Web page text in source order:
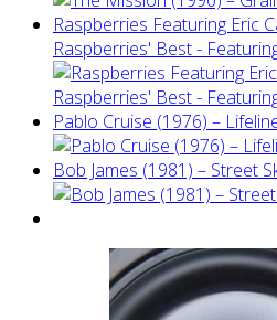
Raspberries Featuring Eric
Raspberries' Best -
Pablo Cruise (1976) –
Bob James (1981) – Street